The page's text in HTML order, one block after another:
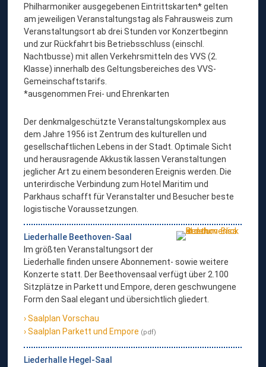
Philharmoniker ausgegebenen Eintrittskarten* gelten
am jeweiligen Veranstaltungstag als Fahrausweis zum
Veranstaltungsort ab drei Stunden vor Konzertbeginn
und zur Rückfahrt bis Betriebsschluss (einschl.
Nachtbusse) mit allen Verkehrsmitteln des VVS (2.
Klasse) innerhalb des Geltungsbereiches des VVS-
Gemeinschaftstarifs.
*ausgenommen Frei- und Ehrenkarten
Der denkmalgeschützte Veranstaltungskomplex aus
dem Jahre 1956 ist Zentrum des kulturellen und
gesellschaftlichen Lebens in der Stadt. Optimale Sicht
und herausragende Akkustik lassen Veranstaltungen
jeglicher Art zu einem besonderen Ereignis werden. Die
unterirdische Verbindung zum Hotel Maritim und
Parkhaus schafft für Veranstalter und Besucher beste
logistische Voraussetzungen.
Liederhalle Beethoven-Saal
Im größten Veranstaltungsort der
Liederhalle finden unsere Abonnement- sowie weitere
Konzerte statt. Der Beethovensaal verfügt über 2.100
Sitzplätze in Parkett und Empore, deren geschwungene
Form den Saal elegant und übersichtlich gliedert.
Saalplan Vorschau
Saalplan Parkett und Empore (pdf)
Liederhalle Hegel-Saal